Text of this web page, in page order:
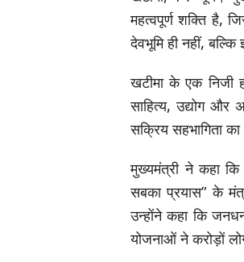
महत्वपूर्ण शक्ति है,
देवभूमि ही नहीं,
खटीमा के एक निजी
साहित्य, उद्योग और
सक्रिय सहभागिता का
मुख्यमंत्री ने कहा
सबका प्रयास” के
उन्होंने कहा कि
योजनाओं ने करोड़ों